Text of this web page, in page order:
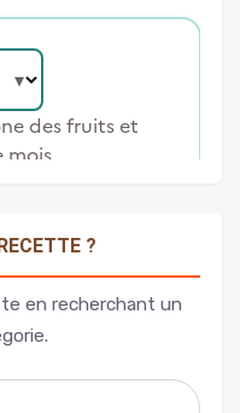
?
en recherchant un